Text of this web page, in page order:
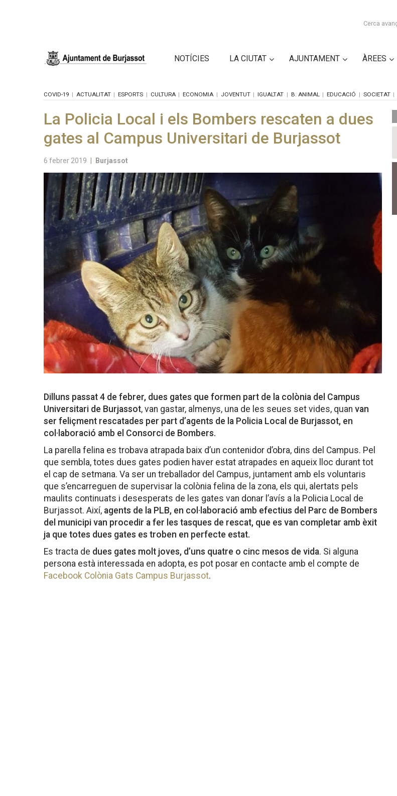
Cerca
NOTÍCIES LA CIUTAT AJUNTAMENT ÀREES
COVID-19 ACTUALITAT ESPORTS CULTURA ECONOMIA JOVENTUT IGUALTAT B. ANIMAL EDUCACIÓ SOCIETAT
La Policia Local i els Bombers rescaten a dues
gates al Campus Universitari de Burjassot
6 febrer 2019 Burjassot
Dilluns passat 4 de febrer, dues gates que formen part de la colònia del Campus
Universitari de Burjassot, van gastar, almenys, una de les seues set vides, quan van
ser feliçment rescatades per part d’agents de la Policia Local de Burjassot, en
col·laboració amb el Consorci de Bombers.
La parella felina es trobava atrapada baix d’un contenidor d’obra, dins del Campus. Pel
que sembla, totes dues gates podien haver estat atrapades en aqueix lloc durant tot
el cap de setmana. Va ser un treballador del Campus, juntament amb els voluntaris
que s’encarreguen de supervisar la colònia felina de la zona, els qui, alertats pels
maulits continuats i desesperats de les gates van donar l’avís a la Policia Local de
Burjassot. Així, agents de la PLB, en col·laboració amb efectius del Parc de Bombers
del municipi van procedir a fer les tasques de rescat, que es van completar amb èxit
ja que totes dues gates es troben en perfecte estat.
Es tracta de dues gates molt joves, d’uns quatre o cinc mesos de vida. Si alguna
persona està interessada en adopta, es pot posar en contacte amb el compte de
Facebook Colònia Gats Campus Burjassot.